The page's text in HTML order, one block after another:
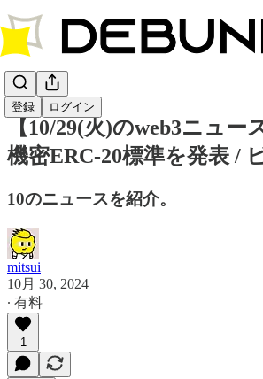
登録 ログイン
【10/29(火)のweb3ニュ
機密ERC-20標準を発表 /
10のニュースを紹介。
mitsui
10月 30, 2024
∙ 有料
1